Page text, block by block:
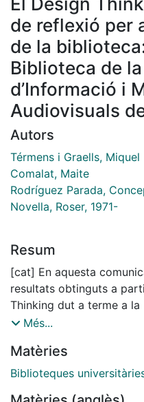
de reflexió per
de la
Biblioteca de
d’Informació i
Audiovisuals
Autors
Térmens i Graells, Miquel
Comalat, Maite
Rodríguez Parada,
Novella, Roser, 1971-
Resum
[cat] En aquesta
resultats obtinguts a
Thinking dut a terme a la
Mitjans Audiovisuals
més ampli, que el
l’objectiu de fer una
Més...
Matèries
Biblioteques